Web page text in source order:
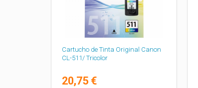
Cartucho de Tinta Original Canon
CL-511/ Tricolor
20,75 €